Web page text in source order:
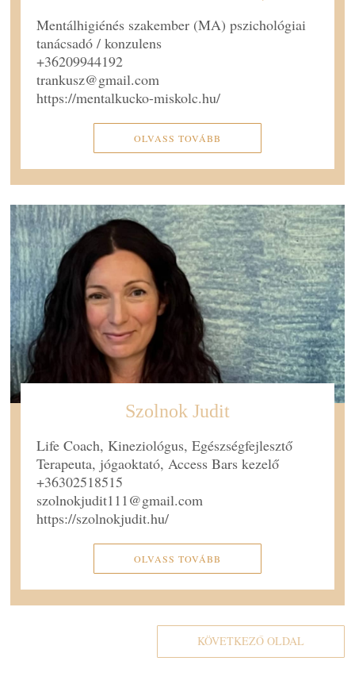
Mentálhigiénés szakember (MA) pszichológiai
tanácsadó / konzulens
+36209944192
trankusz@gmail.com
https://mentalkucko-miskolc.hu/
OLVASS TOVÁBB
Szolnok Judit
Life Coach, Kineziológus, Egészségfejlesztő
Terapeuta, jógaoktató, Access Bars kezelő
+36302518515
szolnokjudit111@gmail.com
https://szolnokjudit.hu/
OLVASS TOVÁBB
KÖVETKEZŐ OLDAL